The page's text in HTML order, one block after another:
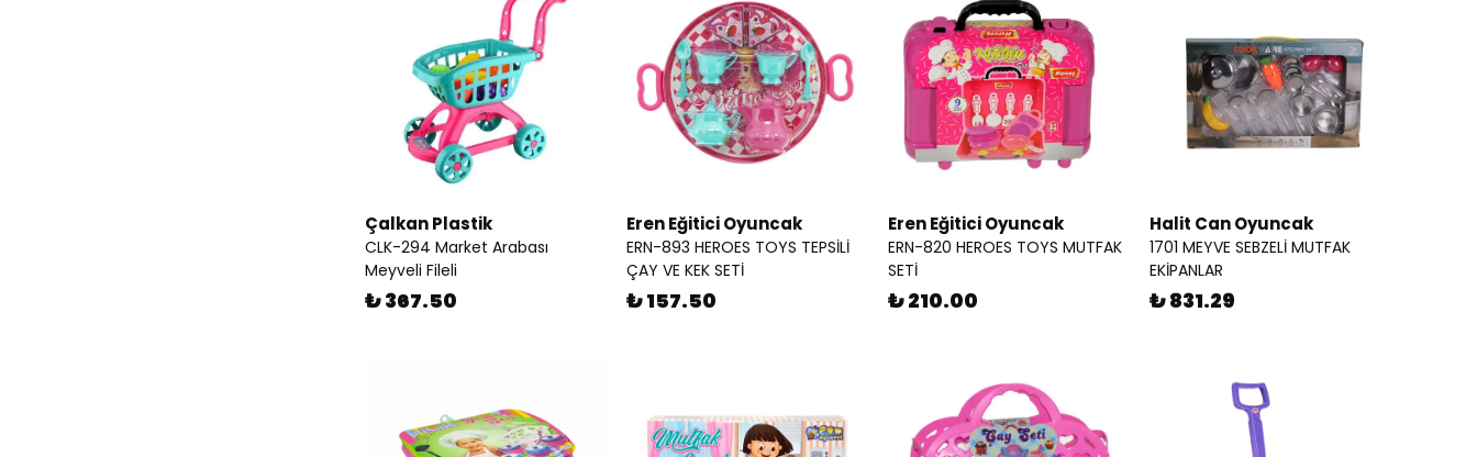
Çalkan Plastik
CLK-294 Market Arabası
Meyveli Fileli
₺ 367.50
Eren Eğitici Oyuncak
ERN-893 HEROES TOYS TEPSİLİ
ÇAY VE KEK SETİ
₺ 157.50
Eren Eğitici Oyuncak
ERN-820 HEROES TOYS MUTFAK
SETİ
₺ 210.00
Halit Can Oyuncak
1701 MEYVE SEBZELİ MUTFAK
EKİPANLAR
₺ 831.29